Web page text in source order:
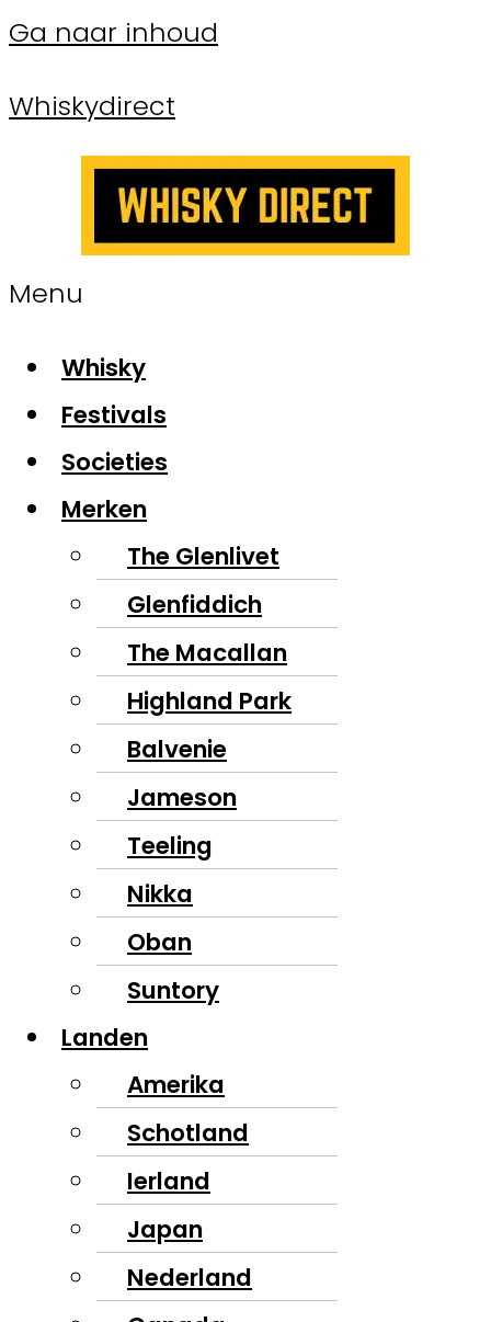
Ga naar inhoud
Whiskydirect
Menu
Whisky
Festivals
Societies
Merken
The Glenlivet
Glenfiddich
The Macallan
Highland Park
Balvenie
Jameson
Teeling
Nikka
Oban
Suntory
Landen
Amerika
Schotland
Ierland
Japan
Nederland